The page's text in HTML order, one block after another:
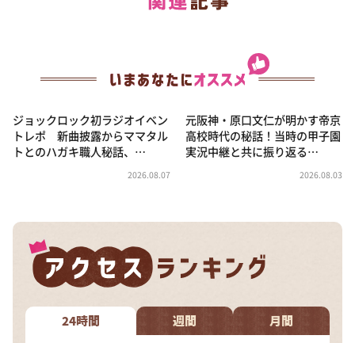
ジョックロック初ラジオイベン
トレポ 新曲披露からママタル
トとのハガキ職人秘話、…
2026.08.07
元阪神・原口文仁が明かす帝京
高校時代の秘話！当時の甲子園
実況中継と共に振り返る…
2026.08.03
24時間 週間 月間